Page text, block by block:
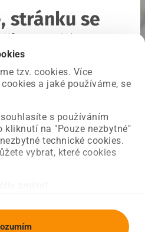
tzv. cookies. Více
a jaké používáme, se
s používáním
kliknutí na "Pouze nezbytné"
technické cookies.
vybrat, které cookies
stránku se
straně a už ji opravujeme.
požadovanou stránku.
Úvodní strana